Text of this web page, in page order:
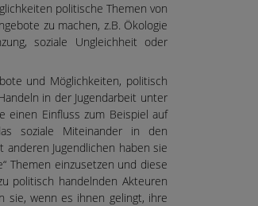
politische Themen von
zu machen, z.B. Ökologie
soziale Ungleichheit oder
und Möglichkeiten, politisch
in der Jugendarbeit unter
einen Einfluss zum Beispiel auf
soziale Miteinander in den
anderen Jugendlichen haben sie
Themen einzusetzen und diese
politisch handelnden Akteuren
sie, wenn es ihnen gelingt, ihre